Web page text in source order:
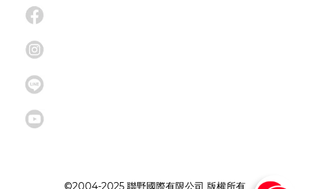
©2004-2025 聯野國際有限公司 版權所有